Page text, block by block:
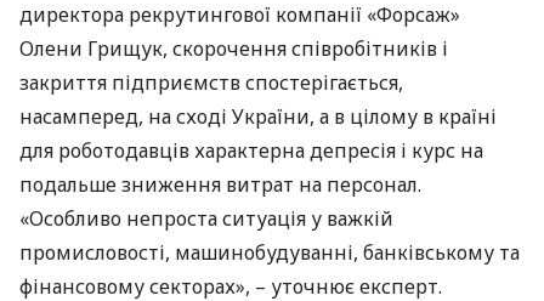
директора рекрутингової компанії «Форсаж»
Олени Грищук, скорочення співробітників і
закриття підприємств спостерігається,
насамперед, на сході України, а в цілому в країні
для роботодавців характерна депресія і курс на
подальше зниження витрат на персонал.
«Особливо непроста ситуація у важкій
промисловості, машинобудуванні, банківському та
фінансовому секторах», – уточнює експерт.